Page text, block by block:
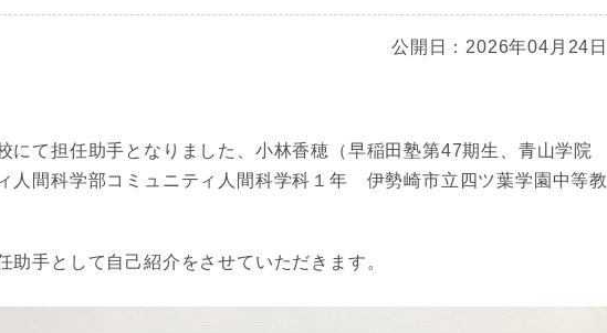
公開日：2026年04月24日
にて担任助手となりました、小林香穂（早稲田塾第47期生、青山学院
人間科学部コミュニティ人間科学科１年 伊勢崎市立四ツ葉学園中等教
助手として自己紹介をさせていただきます。